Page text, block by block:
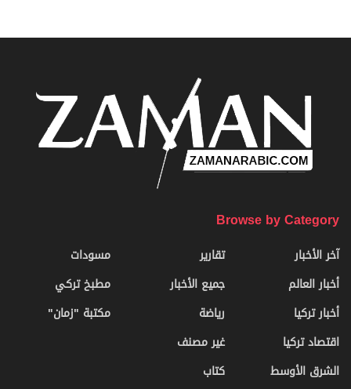
Browse by Category
آخر الأخبار
أخبار العالم
أخبار تركيا
اقتصاد تركيا
الشرق الأوسط
تقارير
جميع الأخبار
رياضة
غير مصنف
كتاب
مسودات
مطبخ تركي
مكتبة "زمان"